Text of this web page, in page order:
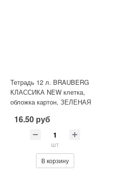
Тетрадь 12 л. BRAUBERG
КЛАССИКА NEW клетка,
обложка картон, ЗЕЛЕНАЯ
16.50 руб
шт
В корзину